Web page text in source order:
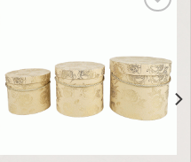
Dodaj
u
listu
želja